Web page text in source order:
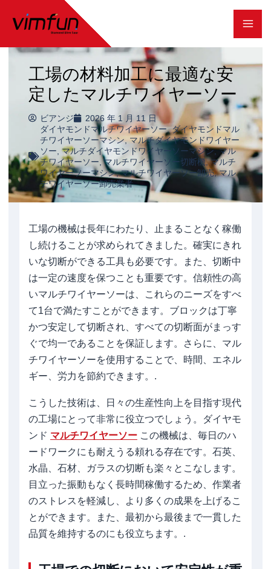
キ
ッ
プ
工場の材料加工に最適な安
定したマルチワイヤーソー
ビアンジ
2026 年 1 月 11 日
ダイヤモンドマルチワイヤーソー,ダイヤモンドマル
チワイヤーソーマシン,マルチダイヤモンドワイヤー
ソー,マルチダイヤモンドワイヤーソーマシン,マル
チワイヤーソー,マルチワイヤーソー切断機,マルチ
ワイヤーソーマシン,マルチワイヤーソー卸売,マル
チワイヤーソー卸売業者
工場の機械は長年にわたり、止まることなく稼働
し続けることが求められてきました。確実にきれ
いな切断ができる工具も必要です。また、切断中
は一定の速度を保つことも重要です。信頼性の高
いマルチワイヤーソーは、これらのニーズをすべ
て1台で満たすことができます。ブロックは丁寧
かつ安定して切断され、すべての切断面がまっす
ぐで均一であることを保証します。さらに、マル
チワイヤーソーを使用することで、時間、エネル
ギー、労力を節約できます。.
こうした技術は、日々の生産性向上を目指す現代
の工場にとって非常に役立つでしょう。ダイヤモ
ンド マルチワイヤーソー この機械は、毎日のハ
ードワークにも耐えうる頼れる存在です。石英、
水晶、石材、ガラスの切断も楽々とこなします。
目立った振動もなく長時間稼働するため、作業者
のストレスを軽減し、より多くの成果を上げるこ
とができます。また、最初から最後まで一貫した
品質を維持するのにも役立ちます。.